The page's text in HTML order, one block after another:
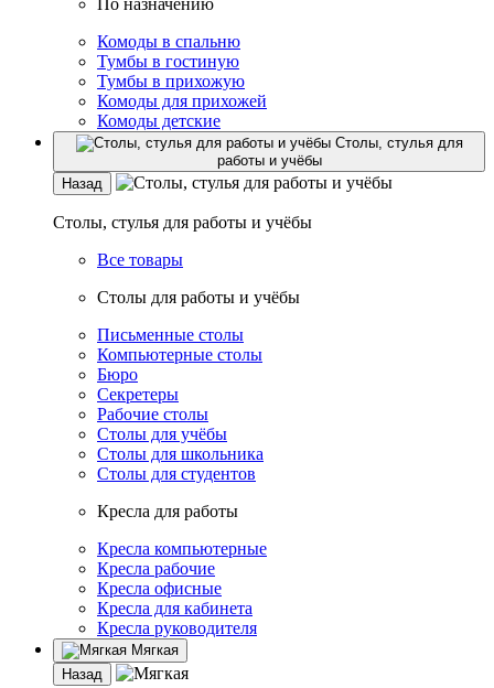
По назначению
Комоды в спальню
Тумбы в гостиную
Тумбы в прихожую
Комоды для прихожей
Комоды детские
Столы, стулья для
работы и учёбы
Назад
Столы, стулья для работы и учёбы
Все товары
Столы для работы и учёбы
Письменные столы
Компьютерные столы
Бюро
Секретеры
Рабочие столы
Столы для учёбы
Столы для школьника
Столы для студентов
Кресла для работы
Кресла компьютерные
Кресла рабочие
Кресла офисные
Кресла для кабинета
Кресла руководителя
Мягкая
Назад